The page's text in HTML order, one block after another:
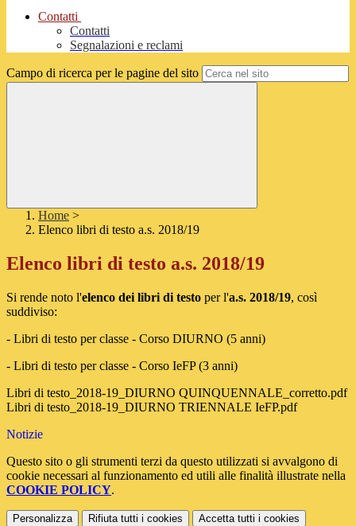
Contatti
Contatti
Segnalazioni e reclami
Campo di ricerca per le pagine del sito
Home >
Elenco libri di testo a.s. 2018/19
Elenco libri di testo a.s. 2018/19
Si rende noto l'elenco dei libri di testo per l'a.s. 2018/19, così
suddiviso:
- Libri di testo per classe - Corso DIURNO (5 anni)
- Libri di testo per classe - Corso IeFP (3 anni)
Libri di testo_2018-19_DIURNO QUINQUENNALE_corretto.pdf
Libri di testo_2018-19_DIURNO TRIENNALE IeFP.pdf
Notizie
Questo sito o gli strumenti terzi da questo utilizzati si avvalgono di
cookie necessari al funzionamento ed utili alle finalità illustrate nella
COOKIE POLICY.
Personalizza Rifiuta tutti i cookies Accetta tutti i cookies